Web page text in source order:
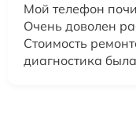
Мой телефон
Очень доволен
Стоимость
диагностика